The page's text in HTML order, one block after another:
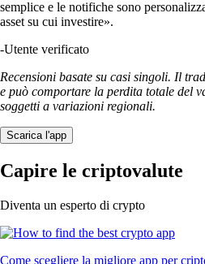
semplice e le notifiche sono
asset su cui investire».
-Utente verificato
Recensioni basate su casi singoli. Il
e può comportare la perdita totale del
soggetti a variazioni regionali.
Scarica l'app
Capire le criptovalute
Diventa un esperto di crypto
Come scegliere la migliore app per